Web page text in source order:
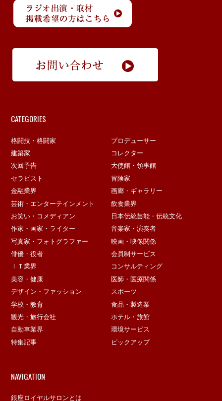
CATEGORIES
格闘技・格闘家
プロデューサー
建築家
コレクター
次回予告
大使館・領事館
セラピスト
冒険家
金融業界
画廊・ギャラリー
芸術・エンターテインメント
飲食業界
お笑い・コメディアン
日本伝統芸能・伝統文化
作家・画家・ライター
音楽家・演奏者
写真家・フォトグラファー
映画・映像関係
俳優・役者
会員制サービス
ＩＴ業界
コンサルティング
美容・健康
医師・医療関係
デザイン・ファッション
スポーツ
学校・教育
食品・製造業
観光・旅行会社
ホテル・旅館
自動車業界
環境サービス
特集記事
ピックアップ
NAVIGATION
銀座ロイヤルサロンとは